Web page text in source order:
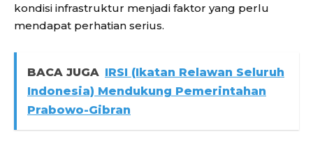
kondisi infrastruktur menjadi faktor yang perlu
mendapat perhatian serius.
BACA JUGA IRSI (Ikatan Relawan Seluruh
Indonesia) Mendukung Pemerintahan
Prabowo-Gibran